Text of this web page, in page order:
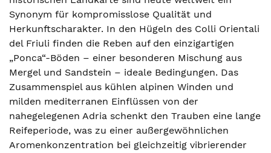
Synonym für kompromisslose Qualität und
Herkunftscharakter. In den Hügeln des Colli Orientali
del Friuli finden die Reben auf den einzigartigen
„Ponca“-Böden – einer besonderen Mischung aus
Mergel und Sandstein – ideale Bedingungen. Das
Zusammenspiel aus kühlen alpinen Winden und
milden mediterranen Einflüssen von der
nahegelegenen Adria schenkt den Trauben eine lange
Reifeperiode, was zu einer außergewöhnlichen
Aromenkonzentration bei gleichzeitig vibrierender